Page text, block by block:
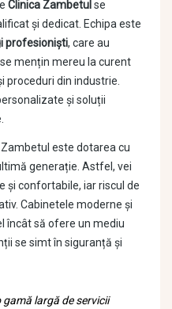
Clinica Zambetul se
și dedicat. Echipa este
profesioniști, care au
mențin mereu la curent
proceduri din industrie.
și soluții
este dotarea cu
generație. Astfel, vei
și confortabile, iar riscul de
Cabinetele moderne și
încât să ofere un mediu
se simt în siguranță și
largă de servicii